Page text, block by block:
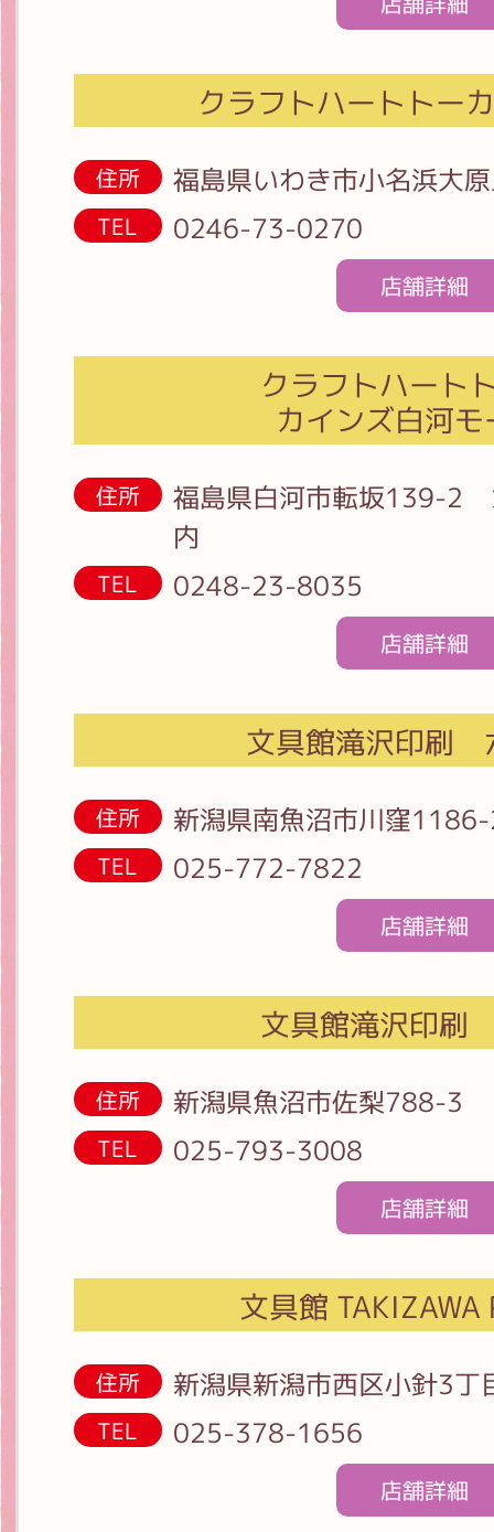
クラフトハートトー
住所 福島県いわき市小名浜大
TEL 0246-73-0270
店舗詳細
クラフトハート
カインズ白河
住所
福島県白河市転坂139-2
内
TEL 0248-23-8035
店舗詳細
文具館滝沢印刷
住所 新潟県南魚沼市川窪
TEL 025-772-7822
店舗詳細
文具館滝沢印刷
住所 新潟県魚沼市佐梨788-3
TEL 025-793-3008
店舗詳細
文具館 TAKIZAWA
住所 新潟県新潟市西区小針3
TEL 025-378-1656
店舗詳細